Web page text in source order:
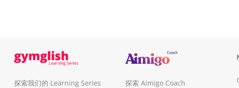
探索我们的 Learning Series
探索 Aimigo Coach